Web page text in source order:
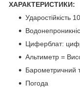
ХАРАКТЕРИСТИКИ:
Ударостійкість
Циферблат:
Альтиметр =
Барометричний
Погода